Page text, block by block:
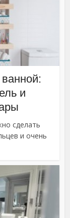
и
сделать
и очень